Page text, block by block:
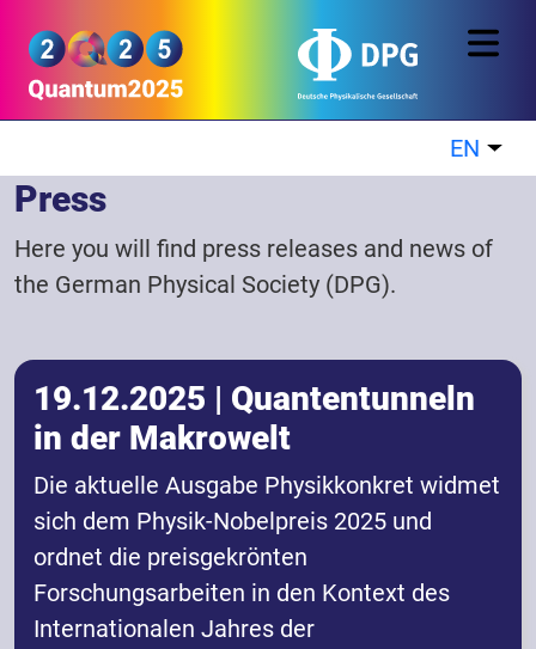
Quantum2025
EN
Press
Here you will find press releases and news of
the German Physical Society (DPG).
19.12.2025 | Quantentunneln
in der Makrowelt
Die aktuelle Ausgabe Physikkonkret widmet
sich dem Physik-Nobelpreis 2025 und
ordnet die preisgekrönten
Forschungsarbeiten in den Kontext des
Internationalen Jahres der